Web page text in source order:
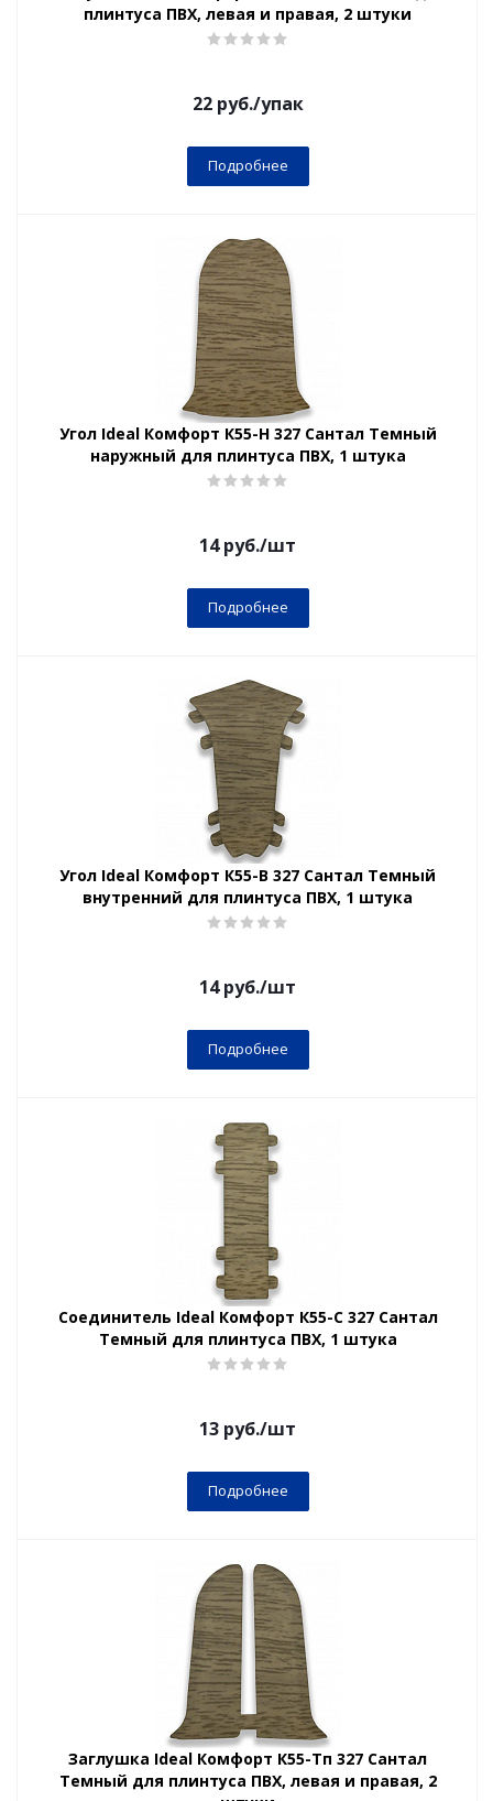
плинтуса ПВХ, левая и правая, 2 штуки
22руб./упак
Подробнее
Угол Ideal Комфорт К55-Н 327 Сантал Темный
наружный для плинтуса ПВХ, 1 штука
14руб./шт
Подробнее
Угол Ideal Комфорт К55-В 327 Сантал Темный
внутренний для плинтуса ПВХ, 1 штука
14руб./шт
Подробнее
Соединитель Ideal Комфорт К55-С 327 Сантал
Темный для плинтуса ПВХ, 1 штука
13 руб./шт
Подробнее
Заглушка Ideal Комфорт К55-Тп 327 Сантал
Темный для плинтуса ПВХ, левая и правая, 2